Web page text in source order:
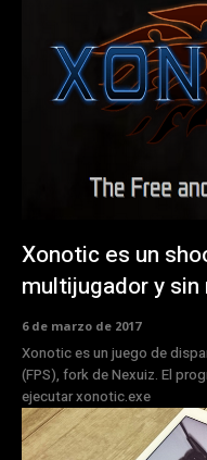
Xonotic es un
multijugador y
6 de marzo de 2017
Xonotic es un juego de
(FPS), fork de Nexuiz. El
ejecutar xonotic.exe